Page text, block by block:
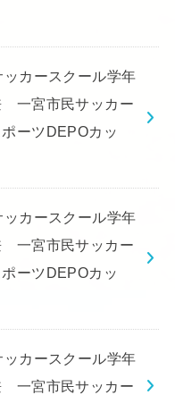
カースクール学年
一宮市民サッカー
ーツDEPOカッ
カースクール学年
一宮市民サッカー
ーツDEPOカッ
カースクール学年
一宮市民サッカー